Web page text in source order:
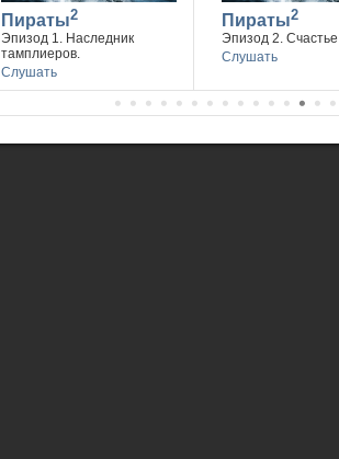
Пираты2
Эпизод 1. Наследник
тамплиеров.
Слушать
Пираты2
Эпизод 2. Счастье
Слушать